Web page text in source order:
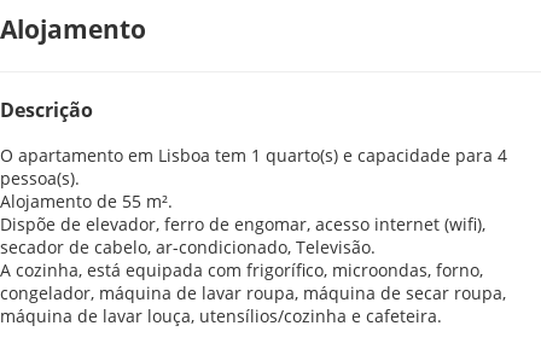
Alojamento
Descrição
O apartamento em Lisboa tem 1 quarto(s) e capacidade para 4
pessoa(s).
Alojamento de 55 m².
Dispõe de elevador, ferro de engomar, acesso internet (wifi),
secador de cabelo, ar-condicionado, Televisão.
A cozinha, está equipada com frigorífico, microondas, forno,
congelador, máquina de lavar roupa, máquina de secar roupa,
máquina de lavar louça, utensílios/cozinha e cafeteira.